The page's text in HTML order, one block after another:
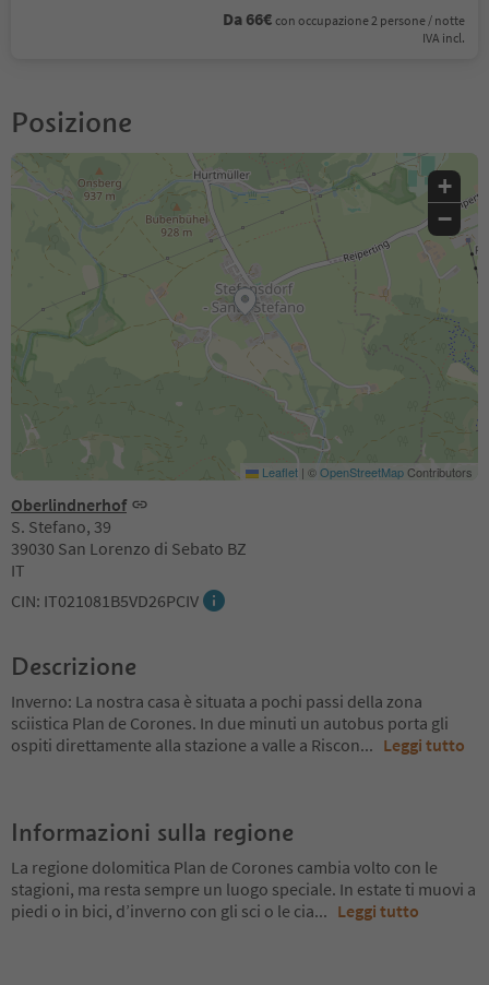
Da 66€ con occupazione 2 persone / notte
IVA incl.
Posizione
Oberlindnerhof
S. Stefano, 39
39030 San Lorenzo di Sebato BZ
IT
CIN: IT021081B5VD26PCIV
+
−
Leaflet | ©OpenStreetMapContributors
Descrizione
Inverno: La nostra casa è situata a pochi passi della zona
sciistica Plan de Corones. In due minuti un autobus porta gli
ospiti direttamente alla stazione a valle a Riscon... Leggi tutto
Informazioni sulla regione
La regione dolomitica Plan de Corones cambia volto con le
stagioni, ma resta sempre un luogo speciale. In estate ti muovi a
piedi o in bici, d’inverno con gli sci o le cia... Leggi tutto